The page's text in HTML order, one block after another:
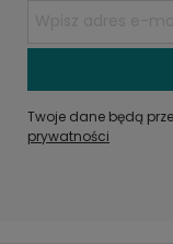
Twoje dane będą
prywatności